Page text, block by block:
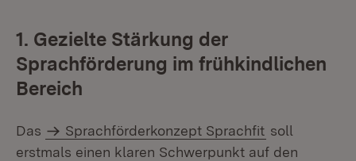
1. Gezielte Stärkung der
Sprachförderung im frühkindlichen
Bereich
Das Sprachförderkonzept Sprachfit soll
erstmals einen klaren Schwerpunkt auf den